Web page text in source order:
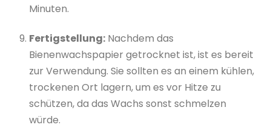
Minuten.
Fertigstellung: Nachdem das
Bienenwachspapier getrocknet ist, ist es bereit
zur Verwendung. Sie sollten es an einem kühlen,
trockenen Ort lagern, um es vor Hitze zu
schützen, da das Wachs sonst schmelzen
würde.